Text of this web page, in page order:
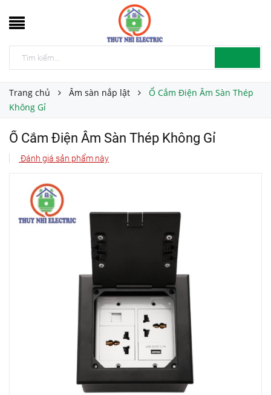
Trang chủ Âm sàn nắp lật
Ổ Cắm Điện Âm Sàn Thép
Không Gỉ
Ổ Cắm Điện Âm Sàn Thép Không Gỉ
Đánh giá sản phẩm này